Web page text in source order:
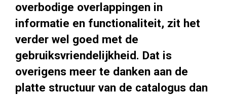
overbodige overlappingen in
informatie en functionaliteit, zit het
verder wel goed met de
gebruiksvriendelijkheid. Dat is
overigens meer te danken aan de
platte structuur van de catalogus dan